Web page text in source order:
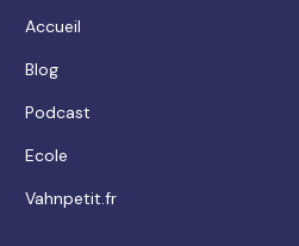
Accueil
Blog
Podcast
Ecole
Vahnpetit.fr